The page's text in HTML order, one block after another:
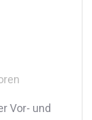
Vor- und